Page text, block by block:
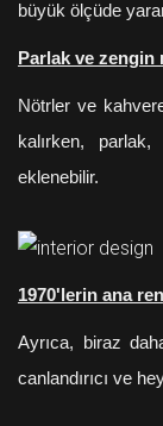
büyük ölçüde
Parlak ve zengin
Nötrler ve
kalırken,
eklenebilir.
1970'lerin ana
Ayrıca, biraz
canlandırıcı ve